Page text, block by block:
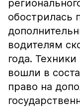
обострилась
водителям
года.
вошли в
право на